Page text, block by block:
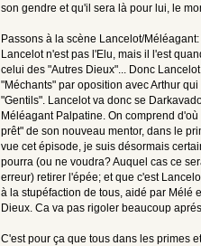
son gendre et qu'il sera là pour lui, le
Passons à la scène Lancelot/
Lancelot n'est pas l'Elu, mais il l'est
celui des "Autres Dieux"... Donc
"Méchants" par oposition avec Arthur
"Gentils". Lancelot va donc se
Méléagant Palpatine. On comprend d'où
prêt" de son nouveau mentor, dans le
vue cet épisode, je suis désormais
pourra (ou ne voudra? Auquel cas ce
erreur) retirer l'épée; et que c'est
à la stupéfaction de tous, aidé par Mélé
Dieux. Ca va pas rigoler beaucoup
C'est pour ça que tous dans les primes